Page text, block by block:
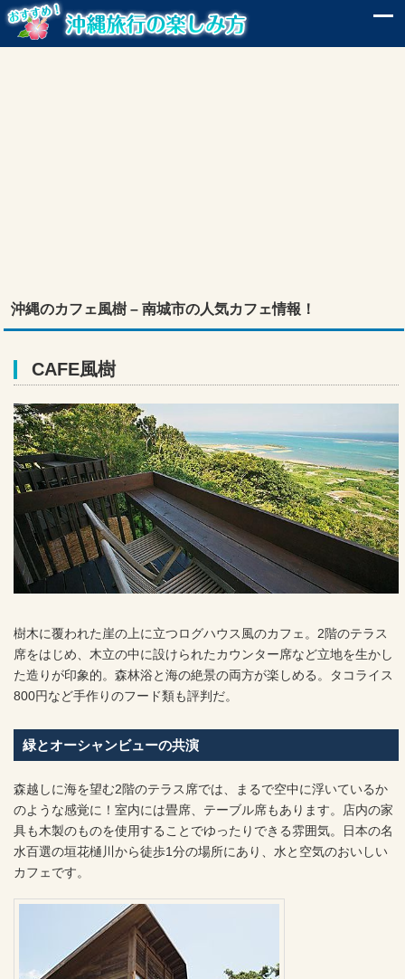
沖縄のカフェ風樹 – 南城市の人気カフェ情報！
CAFE風樹
樹木に覆われた崖の上に立つログハウス風のカフェ。2階のテラス
席をはじめ、木立の中に設けられたカウンター席など立地を生かし
た造りが印象的。森林浴と海の絶景の両方が楽しめる。タコライス
800円など手作りのフード類も評判だ。
緑とオーシャンビューの共演
森越しに海を望む2階のテラス席では、まるで空中に浮いているか
のような感覚に！室内には畳席、テーブル席もあります。店内の家
具も木製のものを使用することでゆったりできる雰囲気。日本の名
水百選の垣花樋川から徒歩1分の場所にあり、水と空気のおいしい
カフェです。